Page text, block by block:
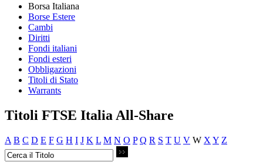
Borsa Italiana
Borse Estere
Cambi
Diritti
Fondi italiani
Fondi esteri
Obbligazioni
Titoli di Stato
Warrants
Titoli FTSE Italia All-Share
A B C D E F G H I J K L M N O P Q R S T U V W X Y Z